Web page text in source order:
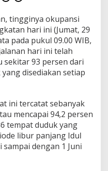
tingginya okupansi
hari ini (Jumat, 29
pada pukul 09.00 WIB,
hari ini telah
sekitar 93 persen dari
disediakan setiap
ini tercatat sebanyak
mencapai 94,2 persen
tempat duduk yang
libur panjang Idul
dengan 1 Juni